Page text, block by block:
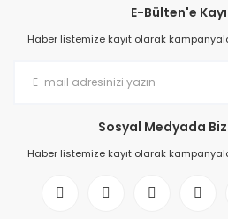
E-Bülten'e
Haber listemize kayıt olarak
Sosyal Medyada
Haber listemize kayıt olarak